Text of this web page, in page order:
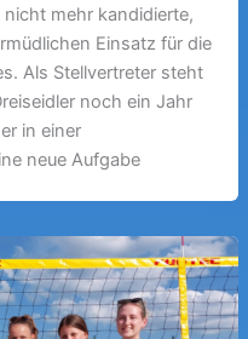
mehr kandidierte,
Einsatz für die
Als Stellvertreter steht
noch ein Jahr
in einer
neue Aufgabe